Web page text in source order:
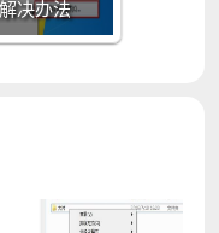
决办法